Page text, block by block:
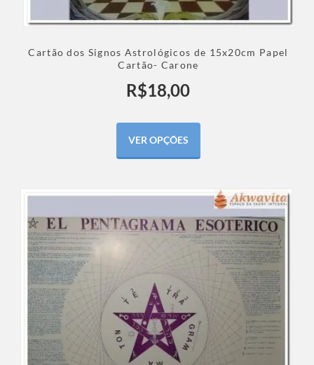
Cartão dos Signos Astrológicos de 15x20cm Papel
Cartão- Carone
R$18,00
VER OPÇÕES